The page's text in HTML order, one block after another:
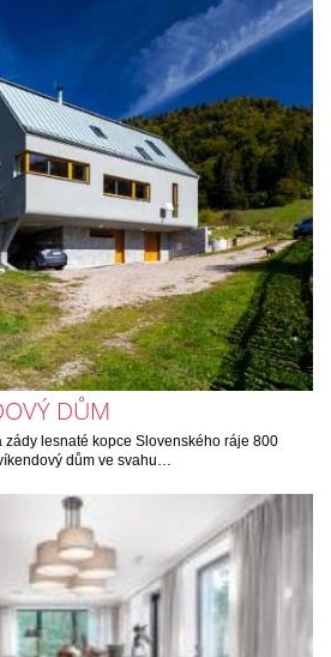
DŮM
lesnaté kopce Slovenského ráje 800
dům ve svahu…